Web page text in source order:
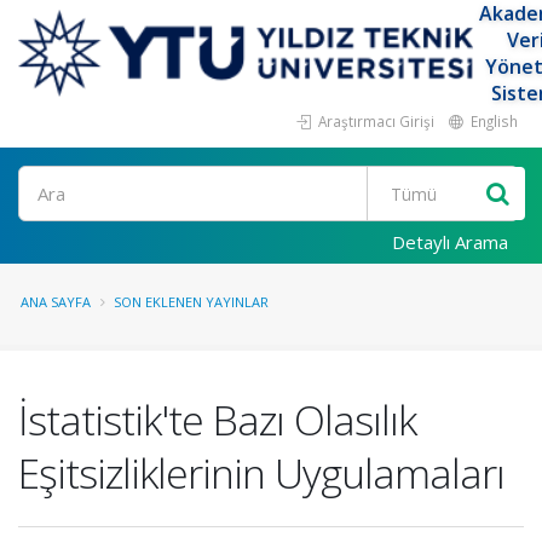
Araştırmacı Girişi English
Ara
Detaylı Arama
ANA SAYFA SON EKLENEN YAYINLAR
İstatistik'te Bazı Olasılık
Eşitsizliklerinin Uygulamaları